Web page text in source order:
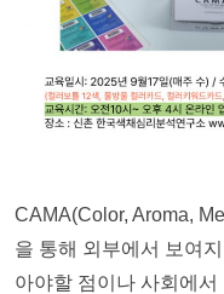
CAMA(Color, Aroma,
을 통해 외부에서 보여
아야할 점이나 사회에